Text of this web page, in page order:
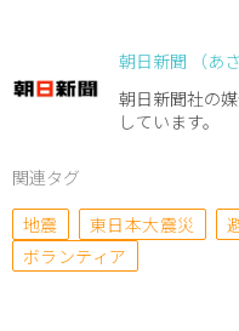
朝日新聞 （あ
朝日新聞社の
しています。
関連タグ
地震
東日本大震災
ボランティア